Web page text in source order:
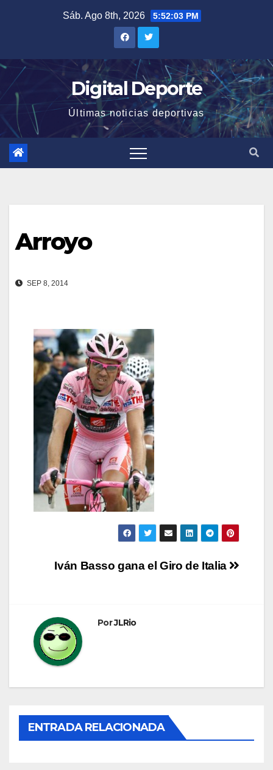
Sáb. Ago 8th, 2026 5:52:03 PM
Digital Deporte
Últimas noticias deportivas
Arroyo
SEP 8, 2014
Navegación
entradas
Iván Basso gana el Giro de Italia
PorJLRio
ENTRADA RELACIONADA